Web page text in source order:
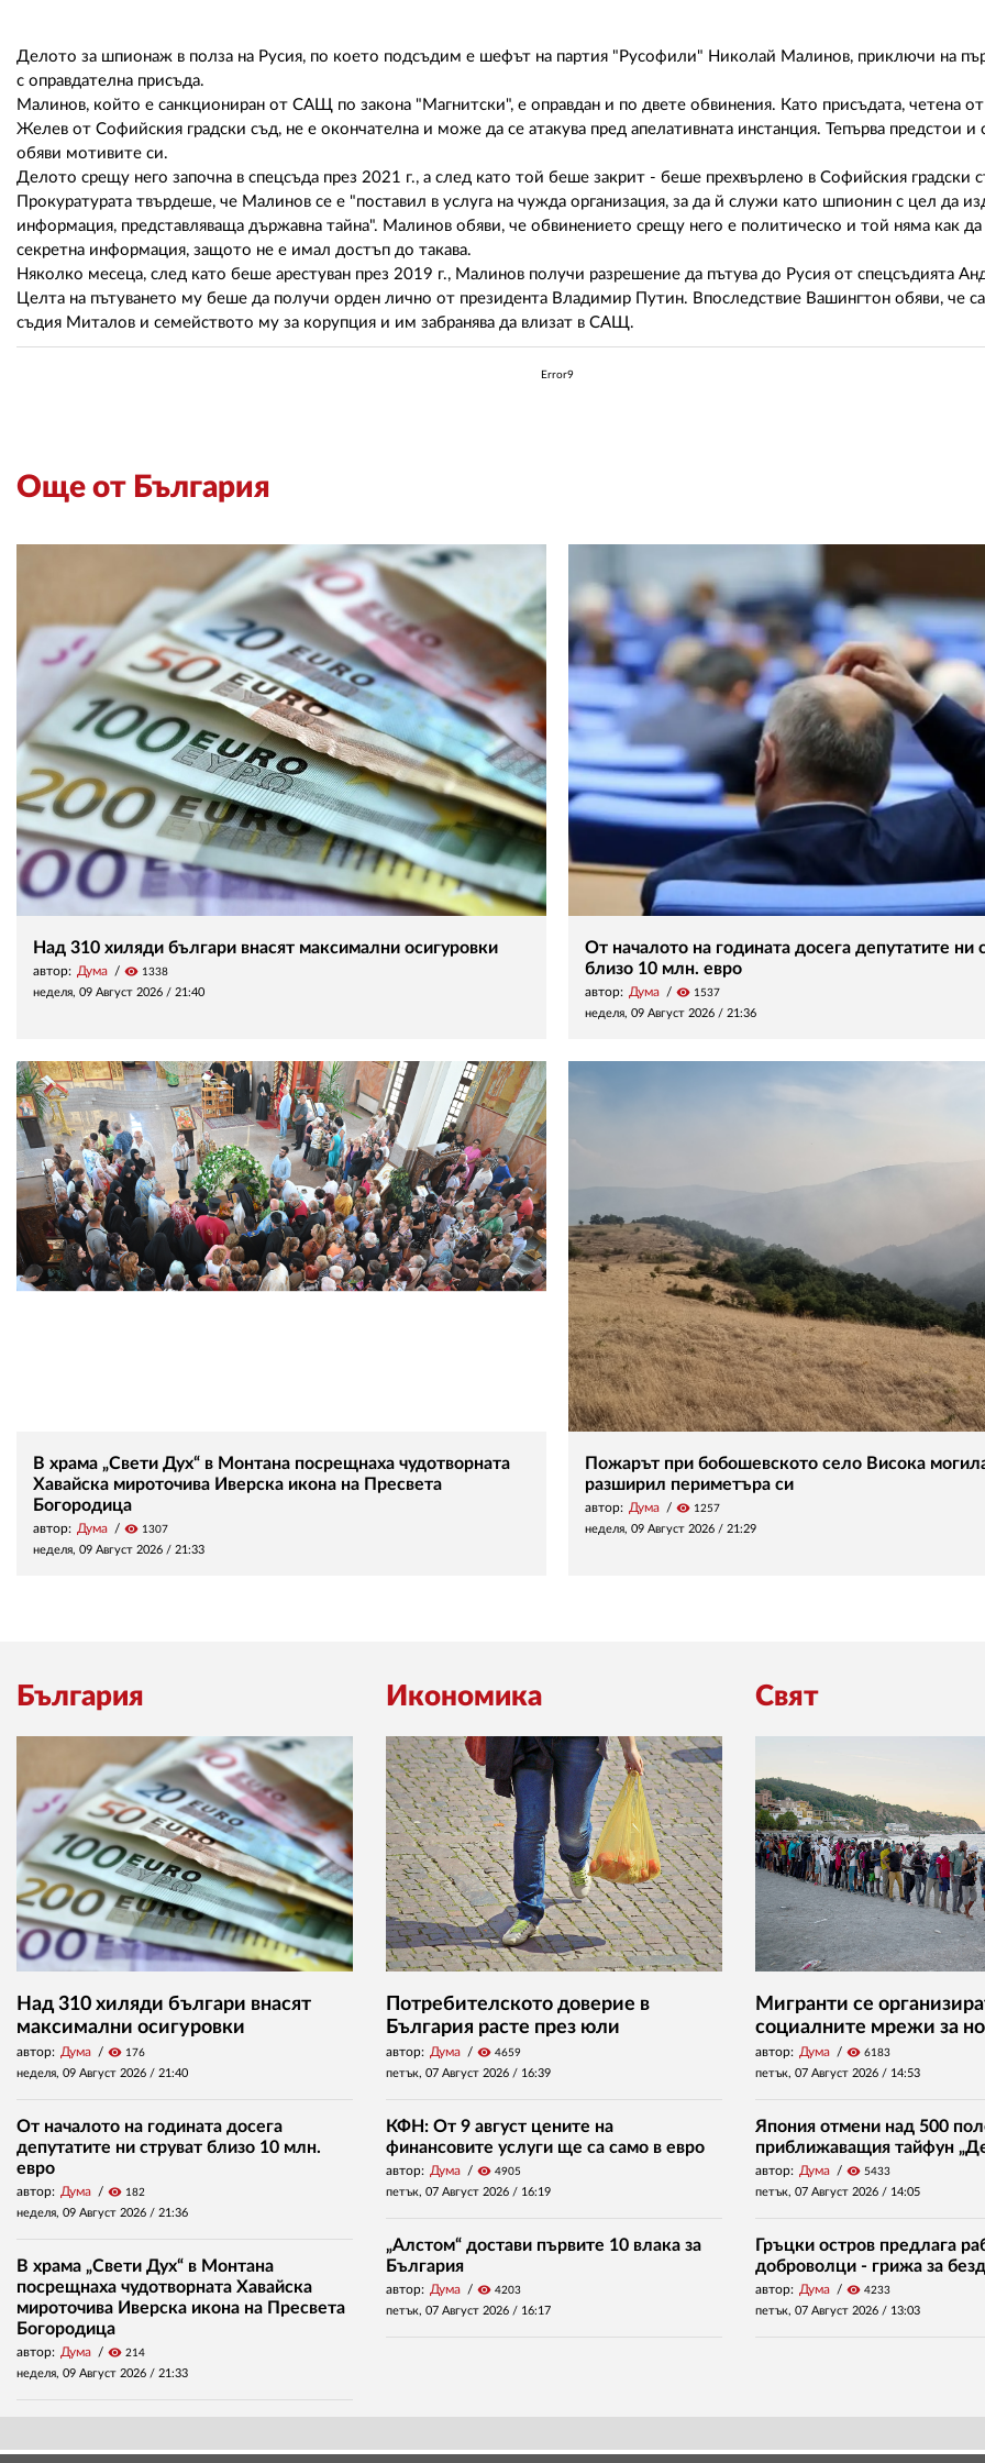
Делото за шпионаж в полза на Русия, по което подсъдим е шефът на партия "Русофили" Николай Малинов, приключи на
с оправдателна присъда.
Малинов, който е санкциониран от САЩ по закона "Магнитски", е оправдан и по двете обвинения. Като присъдата, четена
Желев от Софийския градски съд, не е окончателна и може да се атакува пред апелативната инстанция. Тепърва предстои и
обяви мотивите си.
Делото срещу него започна в спецсъда през 2021 г., а след като той беше закрит - беше прехвърлено в Софийския градски
Прокуратурата твърдеше, че Малинов се е "поставил в услуга на чужда организация, за да й служи като шпионин с цел да
информация, представляваща държавна тайна". Малинов обяви, че обвинението срещу него е политическо и той няма как да
секретна информация, защото не е имал достъп до такава.
Няколко месеца, след като беше арестуван през 2019 г., Малинов получи разрешение да пътува до Русия от спецсъдията
Целта на пътуването му беше да получи орден лично от президента Владимир Путин. Впоследствие Вашингтон обяви, че
съдия Миталов и семейството му за корупция и им забранява да влизат в САЩ.
Error9
Още от България
Над 310 хиляди българи внасят максимални осигуровки
автор: Дума visibility 1338
неделя, 09 Август 2026 / 21:40
От началото на годината досега депутатите ни
близо 10 млн. евро
автор: Дума visibility 1537
неделя, 09 Август 2026 / 21:36
В храма „Свети Дух“ в Монтана посрещнаха чудотворната
Хавайска мироточива Иверска икона на Пресвета
Богородица
автор: Дума visibility 1307
неделя, 09 Август 2026 / 21:33
Пожарът при бобошевското село Висока
разширил периметъра си
автор: Дума visibility 1257
неделя, 09 Август 2026 / 21:29
България
Над 310 хиляди българи внасят
максимални осигуровки
автор: Дума visibility 176
неделя, 09 Август 2026 / 21:40
От началото на годината досега
депутатите ни струват близо 10 млн.
евро
автор: Дума visibility 182
неделя, 09 Август 2026 / 21:36
В храма „Свети Дух“ в Монтана
посрещнаха чудотворната Хавайска
мироточива Иверска икона на Пресвета
Богородица
автор: Дума visibility 214
неделя, 09 Август 2026 / 21:33
Икономика
Потребителското доверие в
България расте през юли
автор: Дума visibility 4659
петък, 07 Август 2026 / 16:39
КФН: От 9 август цените на
финансовите услуги ще са само в евро
автор: Дума visibility 4905
петък, 07 Август 2026 / 16:19
„Алстом“ достави първите 10 влака за
България
автор: Дума visibility 4203
петък, 07 Август 2026 / 16:17
Свят
Мигранти се
социалните мрежи за
автор: Дума visibility 6183
петък, 07 Август 2026 / 14:53
Япония отмени над 500
приближаващия тайфун
автор: Дума visibility 5433
петък, 07 Август 2026 / 14:05
Гръцки остров предлага
доброволци - грижа за
автор: Дума visibility 4233
петък, 07 Август 2026 / 13:03